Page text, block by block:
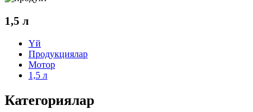
1,5 л
Үй
Продукциялар
Мотор
1,5 л
Категориялар